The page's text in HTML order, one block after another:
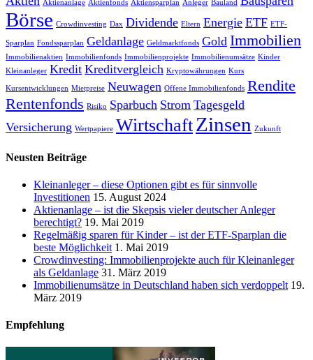
Aktienanlage Aktienfonds Aktiensparplan Anleger Bauland
Börse Crowdinvesting Dax Dividende Eltern Energie ETF ETF-
Sparplan Fondssparplan Geldanlage Geldmarktfonds Gold Immobilien
Immobilienaktien Immobilienfonds Immobilienprojekte Immobilienumsätze Kinder
Kleinanleger Kredit Kreditvergleich Kryptowährungen Kurs
Kursentwicklungen Mietpreise Neuwagen Offene Immobilienfonds Rendite
Rentenfonds Risiko Sparbuch Strom Tagesgeld
Versicherung Wertpapiere WirtschaftZinsen Zukunft
Neusten Beiträge
Kleinanleger – diese Optionen gibt es für sinnvolle
Investitionen 15. August 2024
Aktienanlage – ist die Skepsis vieler deutscher Anleger
berechtigt? 19. Mai 2019
Regelmäßig sparen für Kinder – ist der ETF-Sparplan die
beste Möglichkeit 1. Mai 2019
Crowdinvesting: Immobilienprojekte auch für Kleinanleger
als Geldanlage 31. März 2019
Immobilienumsätze in Deutschland haben sich verdoppelt 19.
März 2019
Empfehlung